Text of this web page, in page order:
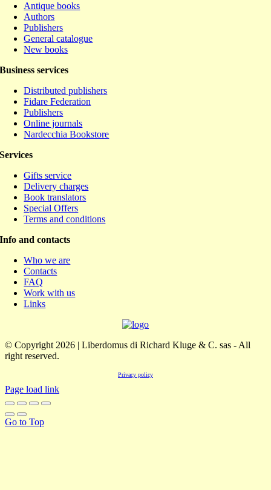
Antique books
Authors
Publishers
General catalogue
New books
Business services
Distributed publishers
Fidare Federation
Publishers
Online journals
Nardecchia Bookstore
Services
Gifts service
Delivery charges
Book translators
Special Offers
Terms and conditions
Info and contacts
Who we are
Contacts
FAQ
Work with us
Links
© Copyright 2026 | Liberdomus di Richard Kluge & C. sas - All
right reserved.
Privacy policy
Page load link
Go to Top